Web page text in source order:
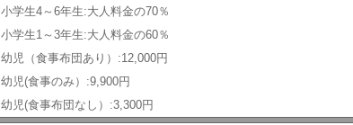
小学生4～6年生:大人料金の70％
小学生1～3年生:大人料金の60％
幼児（食事布団あり）:12,000円
幼児(食事のみ）:9,900円
幼児(食事布団なし）:3,300円